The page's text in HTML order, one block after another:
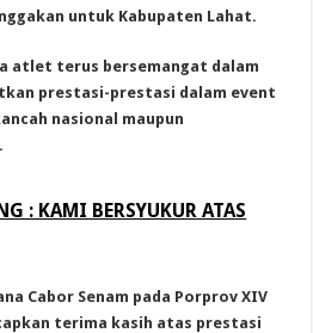
untuk Kabupaten Lahat.
atlet terus bersemangat dalam
prestasi-prestasi dalam event
nasional maupun
: KAMI BERSYUKUR ATAS
Cabor Senam pada Porprov XIV
terima kasih atas prestasi